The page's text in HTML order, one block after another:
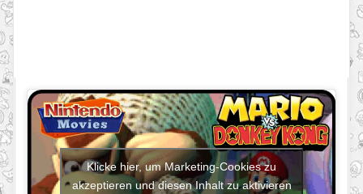
Klicke hier, um Marketing-Cookies zu
akzeptieren und diesen Inhalt zu aktivieren